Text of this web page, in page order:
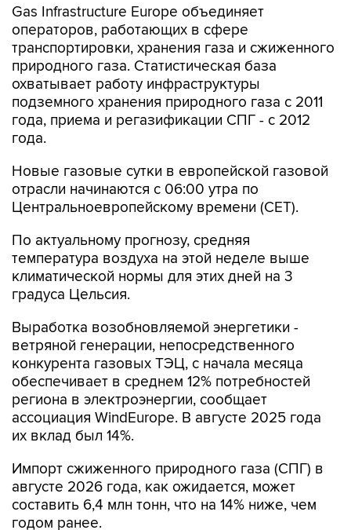
Gas Infrastructure Europe объединяет
операторов, работающих в сфере
транспортировки, хранения газа и сжиженного
природного газа. Статистическая база
охватывает работу инфраструктуры
подземного хранения природного газа с 2011
года, приема и регазификации СПГ - с 2012
года.
Новые газовые сутки в европейской газовой
отрасли начинаются c 06:00 утра по
Центральноевропейскому времени (CET).
По актуальному прогнозу, средняя
температура воздуха на этой неделе выше
климатической нормы для этих дней на 3
градуса Цельсия.
Выработка возобновляемой энергетики -
ветряной генерации, непосредственного
конкурента газовых ТЭЦ, с начала месяца
обеспечивает в среднем 12% потребностей
региона в электроэнергии, сообщает
ассоциация WindEurope. В августе 2025 года
их вклад был 14%.
Импорт сжиженного природного газа (СПГ) в
августе 2026 года, как ожидается, может
составить 6,4 млн тонн, что на 14% ниже, чем
годом ранее.